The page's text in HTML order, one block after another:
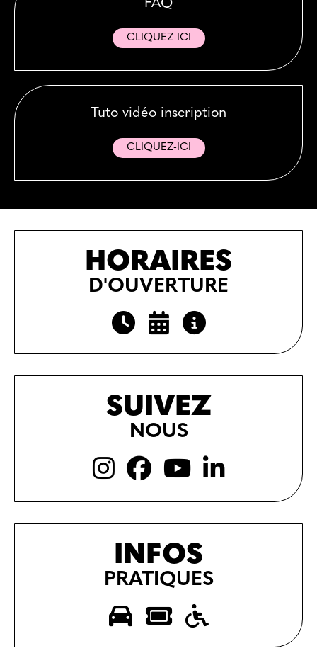
FAQ
CLIQUEZ-ICI
Tuto vidéo inscription
CLIQUEZ-ICI
HORAIRES
D'OUVERTURE
SUIVEZ
NOUS
INFOS
PRATIQUES